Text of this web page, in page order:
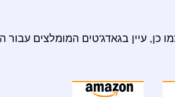
כן, עיין בגאדג'טים המומלצים עבור